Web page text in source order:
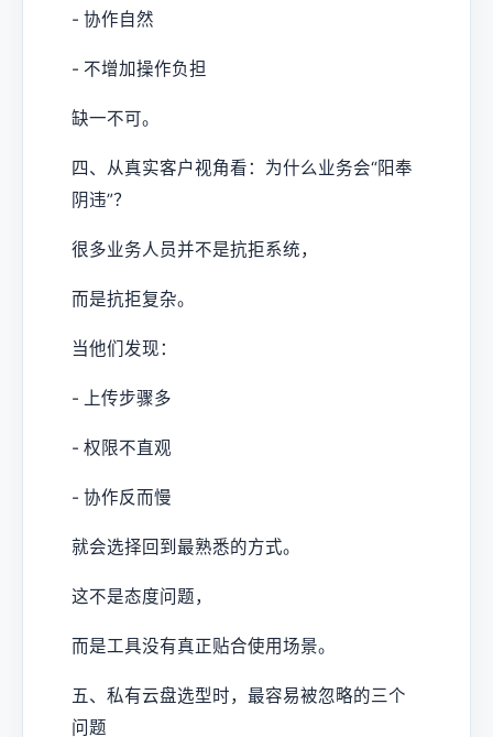
- 协作自然
- 不增加操作负担
缺一不可。
四、从真实客户视角看：为什么业务会“阳奉
阴违”？
很多业务人员并不是抗拒系统，
而是抗拒复杂。
当他们发现：
- 上传步骤多
- 权限不直观
- 协作反而慢
就会选择回到最熟悉的方式。
这不是态度问题，
而是工具没有真正贴合使用场景。
五、私有云盘选型时，最容易被忽略的三个
问题